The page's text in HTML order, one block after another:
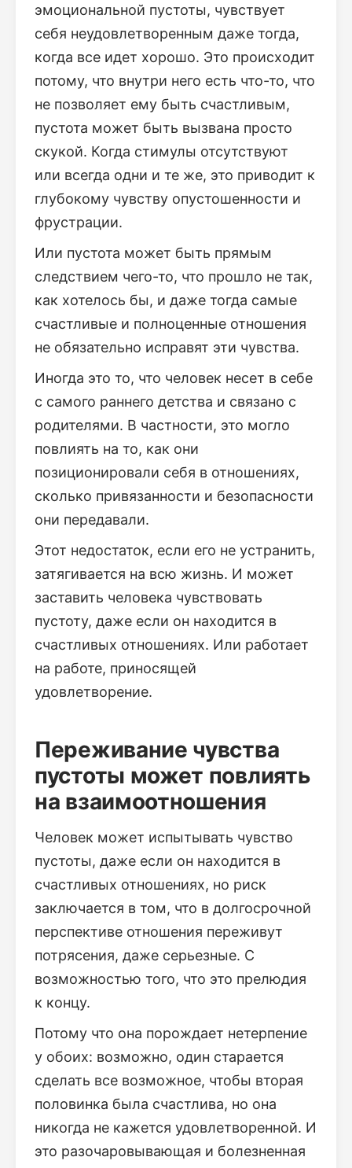
эмоциональной пустоты, чувствует
себя неудовлетворенным даже тогда,
когда все идет хорошо. Это происходит
потому, что внутри него есть что-то, что
не позволяет ему быть счастливым,
пустота может быть вызвана просто
скукой. Когда стимулы отсутствуют
или всегда одни и те же, это приводит к
глубокому чувству опустошенности и
фрустрации.
Или пустота может быть прямым
следствием чего-то, что прошло не так,
как хотелось бы, и даже тогда самые
счастливые и полноценные отношения
не обязательно исправят эти чувства.
Иногда это то, что человек несет в себе
с самого раннего детства и связано с
родителями. В частности, это могло
повлиять на то, как они
позиционировали себя в отношениях,
сколько привязанности и безопасности
они передавали.
Этот недостаток, если его не устранить,
затягивается на всю жизнь. И может
заставить человека чувствовать
пустоту, даже если он находится в
счастливых отношениях. Или работает
на работе, приносящей
удовлетворение.
Переживание чувства
пустоты может повлиять
на взаимоотношения
Человек может испытывать чувство
пустоты, даже если он находится в
счастливых отношениях, но риск
заключается в том, что в долгосрочной
перспективе отношения переживут
потрясения, даже серьезные. С
возможностью того, что это прелюдия
к концу.
Потому что она порождает нетерпение
у обоих: возможно, один старается
сделать все возможное, чтобы вторая
половинка была счастлива, но она
никогда не кажется удовлетворенной. И
это разочаровывающая и болезненная